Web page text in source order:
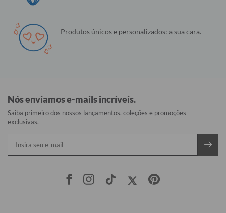
Produtos únicos e personalizados: a sua cara.
Nós enviamos e-mails incríveis.
Saiba primeiro dos nossos lançamentos, coleções e promoções
exclusivas.